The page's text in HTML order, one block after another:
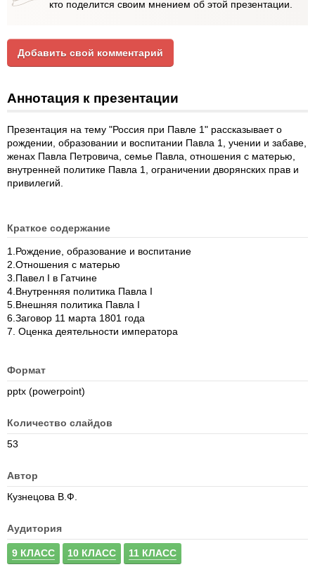
кто поделится своим мнением об этой презентации.
Добавить свой комментарий
Аннотация к презентации
Презентация на тему "Россия при Павле 1" рассказывает о
рождении, образовании и воспитании Павла 1, учении и забаве,
женах Павла Петровича, семье Павла, отношения с матерью,
внутренней политике Павла 1, ограничении дворянских прав и
привилегий.
Краткое содержание
1.Рождение, образование и воспитание
2.Отношения с матерью
3.Павел I в Гатчине
4.Внутренняя политика Павла I
5.Внешняя политика Павла I
6.Заговор 11 марта 1801 года
7. Оценка деятельности императора
Формат
pptx (powerpoint)
Количество слайдов
53
Автор
Кузнецова В.Ф.
Аудитория
9 КЛАСС 10 КЛАСС 11 КЛАСС